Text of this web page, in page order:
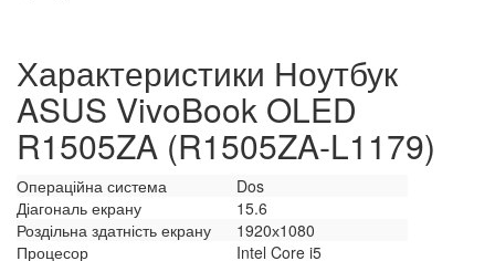
Характеристики Ноутбук
ASUS VivoBook OLED
R1505ZA (R1505ZA-L1179)
Операційна система
Dos
Діагональ екрану
15.6
Роздільна здатність екрану
1920х1080
Процесор
Intel Core i5